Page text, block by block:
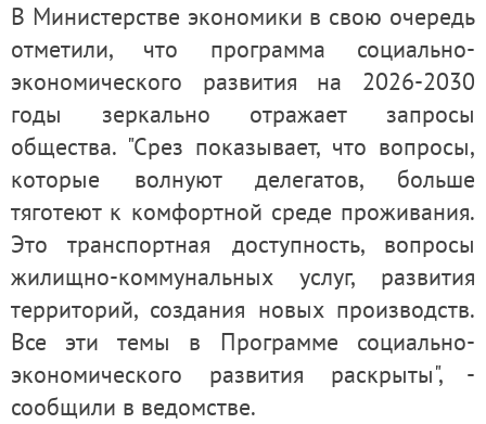
В Министерстве экономики в свою очередь
отметили, что программа социально-
экономического развития на 2026-2030
годы зеркально отражает запросы
общества. "Срез показывает, что вопросы,
которые волнуют делегатов, больше
тяготеют к комфортной среде проживания.
Это транспортная доступность, вопросы
жилищно-коммунальных услуг, развития
территорий, создания новых производств.
Все эти темы в Программе социально-
экономического развития раскрыты", -
сообщили в ведомстве.